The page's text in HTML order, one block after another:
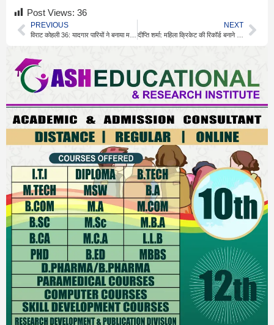
Post Views: 36
PREVIOUS NEXT